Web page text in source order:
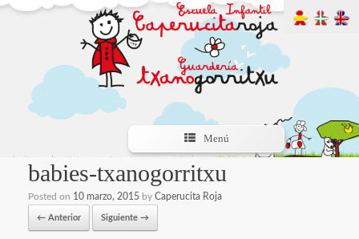
Menú
babies-txanogorritxu
Posted on 10 marzo, 2015 by Caperucita Roja
← Anterior Siguiente →